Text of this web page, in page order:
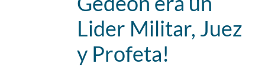
Lider Militar, Juez
y Profeta!